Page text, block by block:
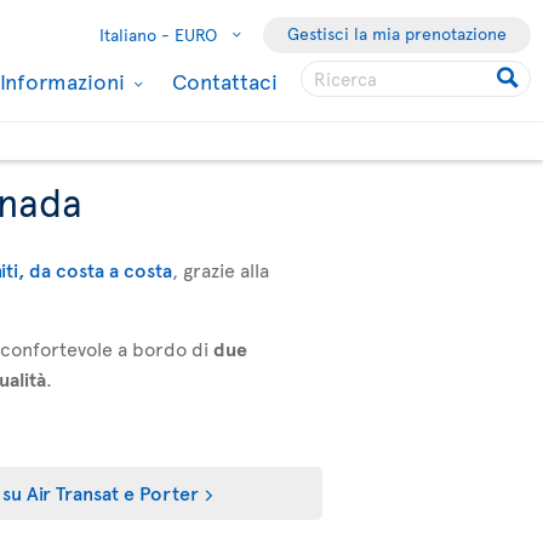
Italiano - EURO Gestisci la mia prenotazione
Informazioni Contattaci
da costa a costa, grazie alla
a bordo di due
.
Air Transat e Porter